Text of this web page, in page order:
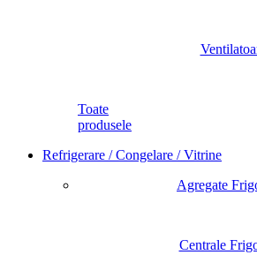
Toate
produsele
Refrigerare / Congelare / Vitrine
Agregate
Centrale